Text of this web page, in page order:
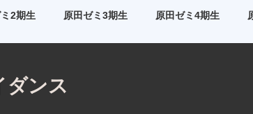
2期生 原田ゼミ3期生 原田ゼミ4期生
ダンス